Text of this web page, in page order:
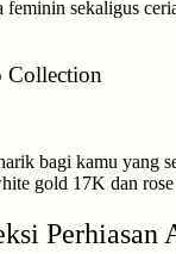
sekaligus
Collection
bagi kamu yang
gold 17K dan
Perhiasan